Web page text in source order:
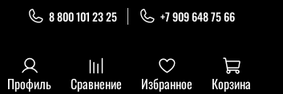
8 800 101 23 25 +7 909 648 75 66
Профиль Сравнение Избранное Корзина